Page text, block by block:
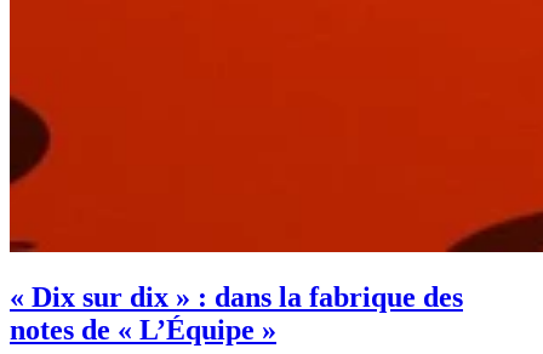
« Dix sur dix » : dans la fabrique des
notes de « L’Équipe »